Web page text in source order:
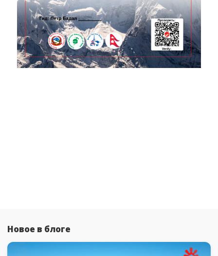
Новое в блоге